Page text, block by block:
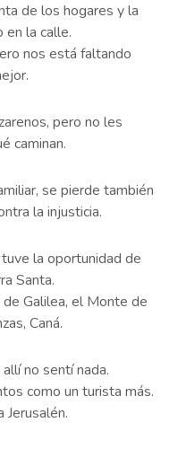
de los hogares y la
la calle.
nos está faltando
pero no les
caminan.
se pierde también
la injusticia.
la oportunidad de
Santa.
Galilea, el Monte de
Caná.
no sentí nada.
como un turista más.
Jerusalén.